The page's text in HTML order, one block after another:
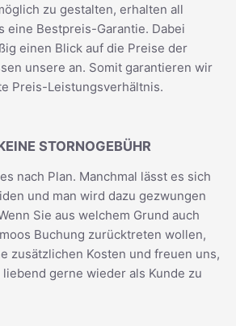
zu gestalten, erhalten all
eine Bestpreis-Garantie. Dabei
einen Blick auf die Preise der
unsere an. Somit garantieren wir
Preis-Leistungsverhältnis.
STORNOGEBÜHR
nach Plan. Manchmal lässt es sich
und man wird dazu gezwungen
Sie aus welchem Grund auch
Buchung zurücktreten wollen,
zusätzlichen Kosten und freuen uns,
liebend gerne wieder als Kunde zu